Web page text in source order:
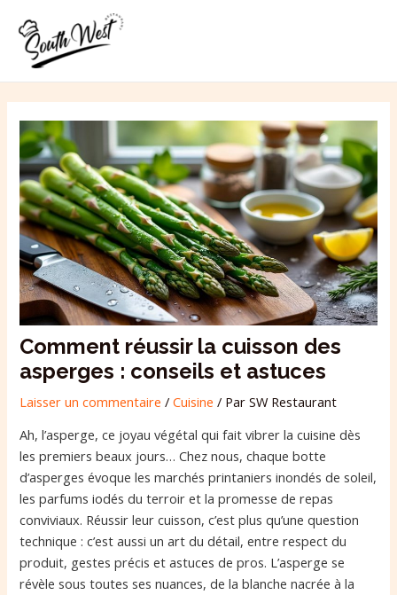
contenu
Comment réussir la cuisson des
asperges : conseils et astuces
Laisser un commentaire /Cuisine / ParSW Restaurant
Ah, l’asperge, ce joyau végétal qui fait vibrer la cuisine dès
les premiers beaux jours… Chez nous, chaque botte
d’asperges évoque les marchés printaniers inondés de soleil,
les parfums iodés du terroir et la promesse de repas
conviviaux. Réussir leur cuisson, c’est plus qu’une question
technique : c’est aussi un art du détail, entre respect du
produit, gestes précis et astuces de pros. L’asperge se
révèle sous toutes ses nuances, de la blanche nacrée à la